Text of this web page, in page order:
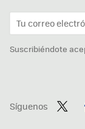
Suscribiéndote
Síguenos